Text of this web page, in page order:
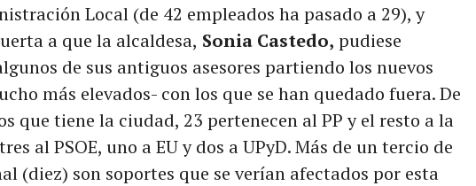
Local (de 42 empleados ha pasado a 29), y
a que la alcaldesa, Sonia Castedo, pudiese
de sus antiguos asesores partiendo los nuevos
más elevados- con los que se han quedado fuera. De
que tiene la ciudad, 23 pertenecen al PP y el resto a la
al PSOE, uno a EU y dos a UPyD. Más de un tercio de
(diez) son soportes que se verían afectados por esta